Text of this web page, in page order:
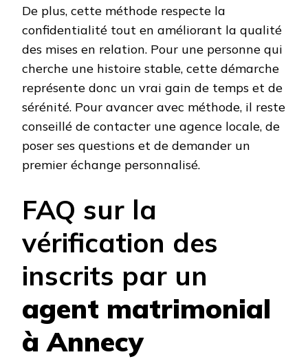
De plus, cette méthode respecte la
confidentialité tout en améliorant la qualité
des mises en relation. Pour une personne qui
cherche une histoire stable, cette démarche
représente donc un vrai gain de temps et de
sérénité. Pour avancer avec méthode, il reste
conseillé de contacter une agence locale, de
poser ses questions et de demander un
premier échange personnalisé.
FAQ sur la
vérification des
inscrits par un
agent matrimonial
à Annecy